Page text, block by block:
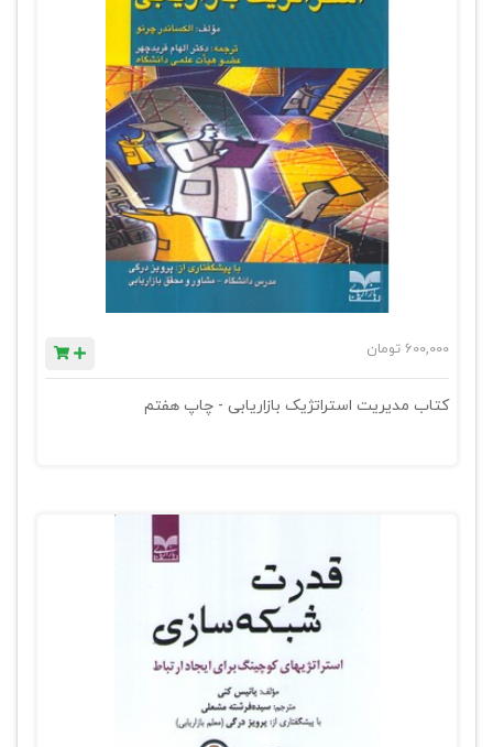
600,000 تومان
کتاب مدیریت استراتژیک بازاریابی - چاپ هفتم